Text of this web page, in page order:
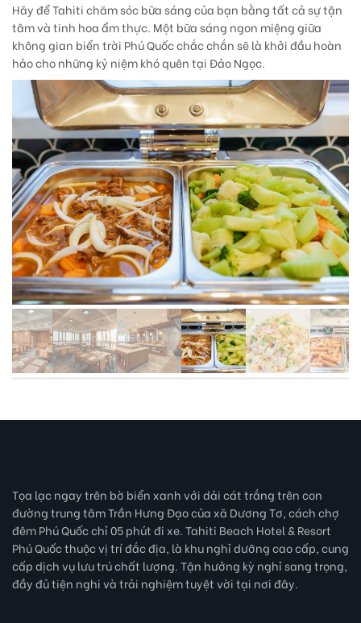
Hãy để Tahiti chăm sóc bữa sáng của bạn bằng tất cả sự tận
tâm và tinh hoa ẩm thực. Một bữa sáng ngon miệng giữa
không gian biển trời Phú Quốc chắc chắn sẽ là khởi đầu hoàn
hảo cho những kỷ niệm khó quên tại Đảo Ngọc.
Tọa lạc ngay trên bờ biển xanh với dải cát trắng trên con
đường trung tâm Trần Hưng Đạo của xã Dương Tơ, cách chợ
đêm Phú Quốc chỉ 05 phút đi xe. Tahiti Beach Hotel & Resort
Phú Quốc thuộc vị trí đắc địa, là khu nghỉ dưỡng cao cấp, cung
cấp dịch vụ lưu trú chất lượng. Tận hưởng kỳ nghỉ sang trọng,
đầy đủ tiện nghi và trải nghiệm tuyệt vời tại nơi đây.